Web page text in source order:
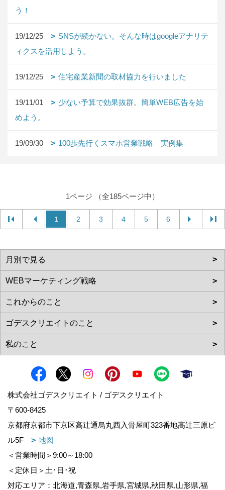
う！
19/12/25
SNSが続かない。そんな時はgoogleアナリテ
ィクスを活用しよう。
19/12/25 住宅産業新聞の取材協力を行いました
19/11/01
少ない予算で効果抜群。簡単WEB広告を始
めよう。
19/09/30 100歩先行くスマホ営業戦略 実例集
1ページ （全185ページ中）
1 2 3 4 5 6
株式会社ゴデスクリエイト / ゴデスクリエイト
〒600-8425
京都府京都市下京区高辻通烏丸西入骨屋町323番地高辻三原ビ
ル5F
地図
＜営業時間＞9:00～18:00
＜定休日＞土･日･祝
対応エリア：北海道,青森県,岩手県,宮城県,秋田県,山形県,福